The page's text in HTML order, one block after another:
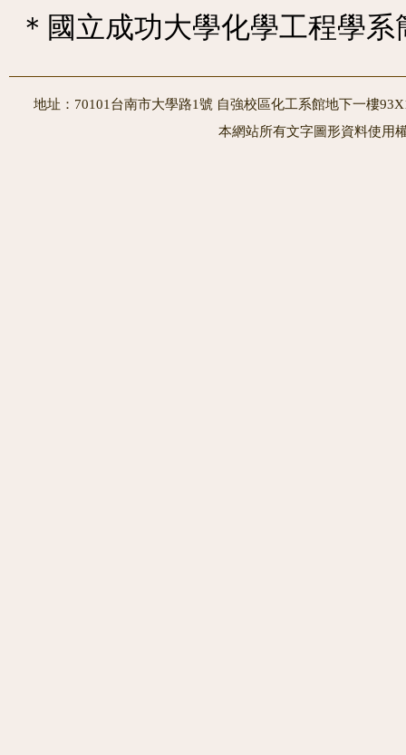
＊ 國立成功大學化學工程學系
地址：70101台南市大學路1號 自強校區化工系館地下一樓
本網站所有文字圖形資料使用